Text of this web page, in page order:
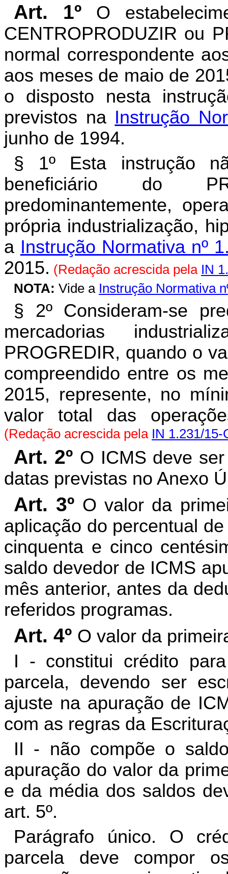
Art. 1º
O
CENTROPRODUZIR ou
normal correspondente
aos meses de maio de
o disposto nesta
previstos na Instrução
junho de 1994.
§ 1º Esta instrução
beneficiário do
predominantemente,
própria industrialização,
a Instrução Normativa nº
2015. (Redação acrescida pela IN
NOTA: Vide a Instrução Normativa
§ 2º Consideram-se
mercadorias
PROGREDIR, quando o
compreendido entre os
2015, represente, no
valor total das
(Redação acrescida pela IN 1.231/15-
Art. 2º O ICMS deve
datas previstas no Anexo
Art. 3º O valor da
aplicação do percentual
cinquenta e cinco
saldo devedor de ICMS
mês anterior, antes da
referidos programas.
Art. 4º O valor da
I - constitui crédito
parcela, devendo ser
ajuste na apuração de
com as regras da
II - não compõe o
apuração do valor da
e da média dos saldos
art. 5º.
Parágrafo único. O
parcela deve compor